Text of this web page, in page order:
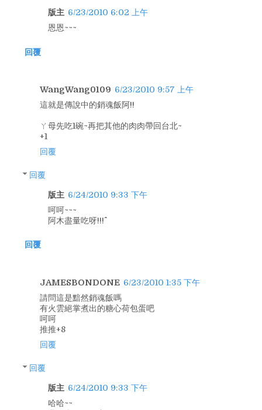
版主 6/23/2010 6:02 上午
恩恩~~~
回覆
WangWang0109 6/23/2010 9:57 上午
這就是傳說中的銷魂飯阿!!
ㄚ母先吃1碗~再把其他的肉肉帶回台北~
+1
回覆
回覆
版主 6/24/2010 9:33 下午
呵呵~~~
阿木盡量吃呀!!!^^
回覆
JAMESBONDONE 6/23/2010 1:35 下午
請問這是黯然銷魂飯嗎
有火雲絕掌煮出的糖心荷包蛋吧
呵呵
推推+8
回覆
回覆
版主 6/24/2010 9:33 下午
哈哈~~